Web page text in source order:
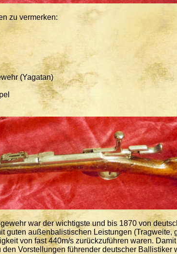
zu vermerken:
(Yagatan)
war der wichtigste und bis 1870 von
guten außenbalistischen Leistungen
von fast 440m/s zurückzuführen waren.
Vorstellungen führender deutscher Ballistiker